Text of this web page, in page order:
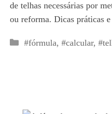
de telhas necessárias por
ou reforma. Dicas práticas
Categorias
#fórmula, #calcular,